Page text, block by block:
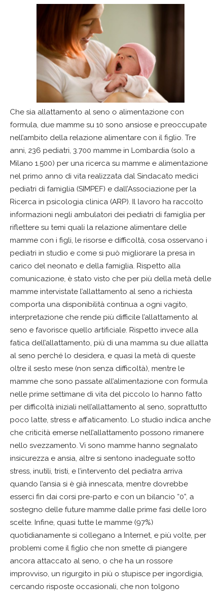
Che sia allattamento al seno o alimentazione con
formula, due mamme su 10 sono ansiose e preoccupate
nell’ambito della relazione alimentare con il figlio. Tre
anni, 236 pediatri, 3.700 mamme in Lombardia (solo a
Milano 1.500) per una ricerca su mamme e alimentazione
nel primo anno di vita realizzata dal Sindacato medici
pediatri di famiglia (SIMPEF) e dall’Associazione per la
Ricerca in psicologia clinica (ARP). Il lavoro ha raccolto
informazioni negli ambulatori dei pediatri di famiglia per
riflettere su temi quali la relazione alimentare delle
mamme con i figli, le risorse e difficoltà, cosa osservano i
pediatri in studio e come si può migliorare la presa in
carico del neonato e della famiglia. Rispetto alla
comunicazione, è stato visto che per più della metà delle
mamme intervistate l’allattamento al seno a richiesta
comporta una disponibilità continua a ogni vagito,
interpretazione che rende più difficile l’allattamento al
seno e favorisce quello artificiale. Rispetto invece alla
fatica dell’allattamento, più di una mamma su due allatta
al seno perché lo desidera, e quasi la metà di queste
oltre il sesto mese (non senza difficoltà), mentre le
mamme che sono passate all’alimentazione con formula
nelle prime settimane di vita del piccolo lo hanno fatto
per difficoltà iniziali nell’allattamento al seno, soprattutto
poco latte, stress e affaticamento. Lo studio indica anche
che criticità emerse nell’allattamento possono rimanere
nello svezzamento. Vi sono mamme hanno segnalato
insicurezza e ansia, altre si sentono inadeguate sotto
stress, inutili, tristi, e l’intervento del pediatra arriva
quando l’ansia si è già innescata, mentre dovrebbe
esserci fin dai corsi pre-parto e con un bilancio “0”, a
sostegno delle future mamme dalle prime fasi delle loro
scelte. Infine, quasi tutte le mamme (97%)
quotidianamente si collegano a Internet, e più volte, per
problemi come il figlio che non smette di piangere
ancora attaccato al seno, o che ha un rossore
improvviso, un rigurgito in più o stupisce per ingordigia,
cercando risposte occasionali, che non tolgono